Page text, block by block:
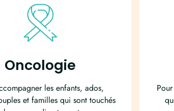
Oncologie
les enfants, ados,
et familles qui sont touchés